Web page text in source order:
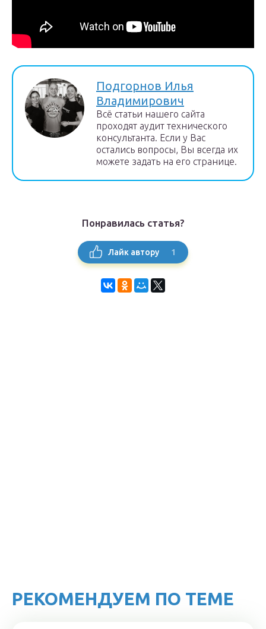
Подгорнов Илья
Владимирович
Всё статьи нашего сайта
проходят аудит технического
консультанта. Если у Вас
остались вопросы, Вы всегда их
можете задать на его странице.
Понравилась статья?
Лайк автору 1
РЕКОМЕНДУЕМ ПО ТЕМЕ